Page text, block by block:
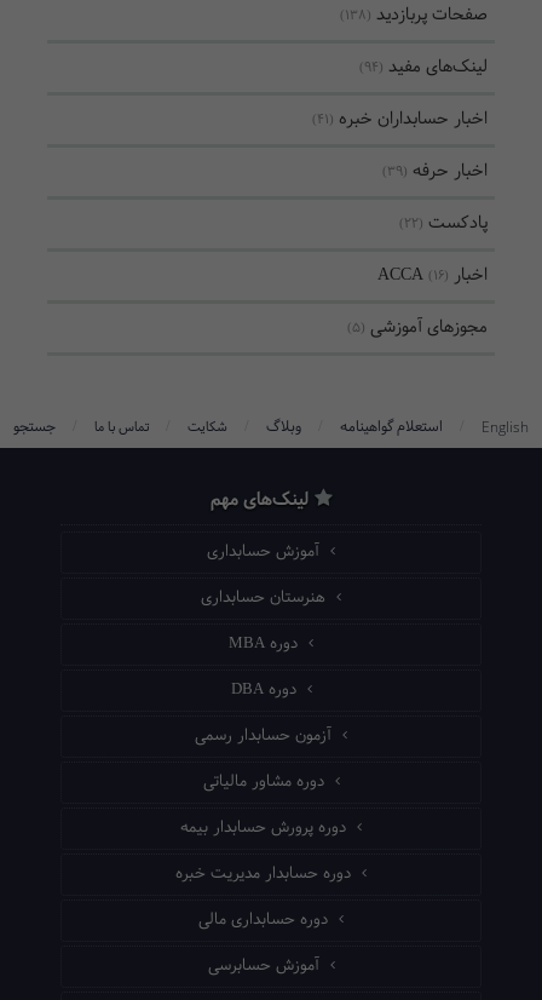
صفحات پربازدید (138)
لینک‌های مفید (94)
اخبار حسابداران خبره (41)
اخبار حرفه (39)
پادکست (22)
اخبار ACCA (16)
مجوزهای آموزشی (5)
English استعلام گواهینامه وبلاگ شکایت تماس با ما جستجو
لینک‌های مهم
آموزش حسابداری
هنرستان حسابداری
دوره MBA
دوره DBA
آزمون حسابدار رسمی
دوره مشاور مالیاتی
دوره پرورش حسابدار بیمه
دوره حسابدار مدیریت خبره
دوره حسابداری مالی
آموزش حسابرسی